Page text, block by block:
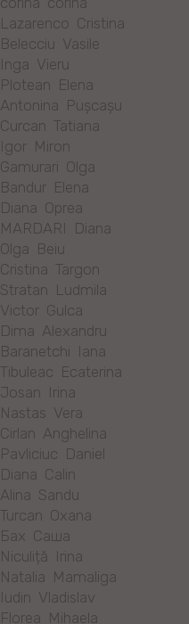
Lazarenco Cristina
Belecciu Vasile
Inga Vieru
Plotean Elena
Antonina Pușcașu
Curcan Tatiana
Igor Miron
Gamurari Olga
Bandur Elena
Diana Oprea
MARDARI Diana
Olga Beiu
Cristina Targon
Stratan Ludmila
Victor Gulca
Dima Alexandru
Baranetchi Iana
Tibuleac Ecaterina
Josan Irina
Nastas Vera
Cirlan Anghelina
Pavliciuc Daniel
Diana Calin
Alina Sandu
Turcan Oxana
Бах Саша
Niculiță Irina
Natalia Mamaliga
Iudin Vladislav
Florea Mihaela